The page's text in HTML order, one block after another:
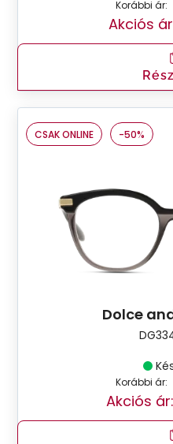
Korábbi ár:
Akciós
CSAK ONLINE -50%
Dolce
Korábbi ár:
Akciós ár: